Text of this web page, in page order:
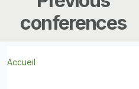
conferences
Accueil